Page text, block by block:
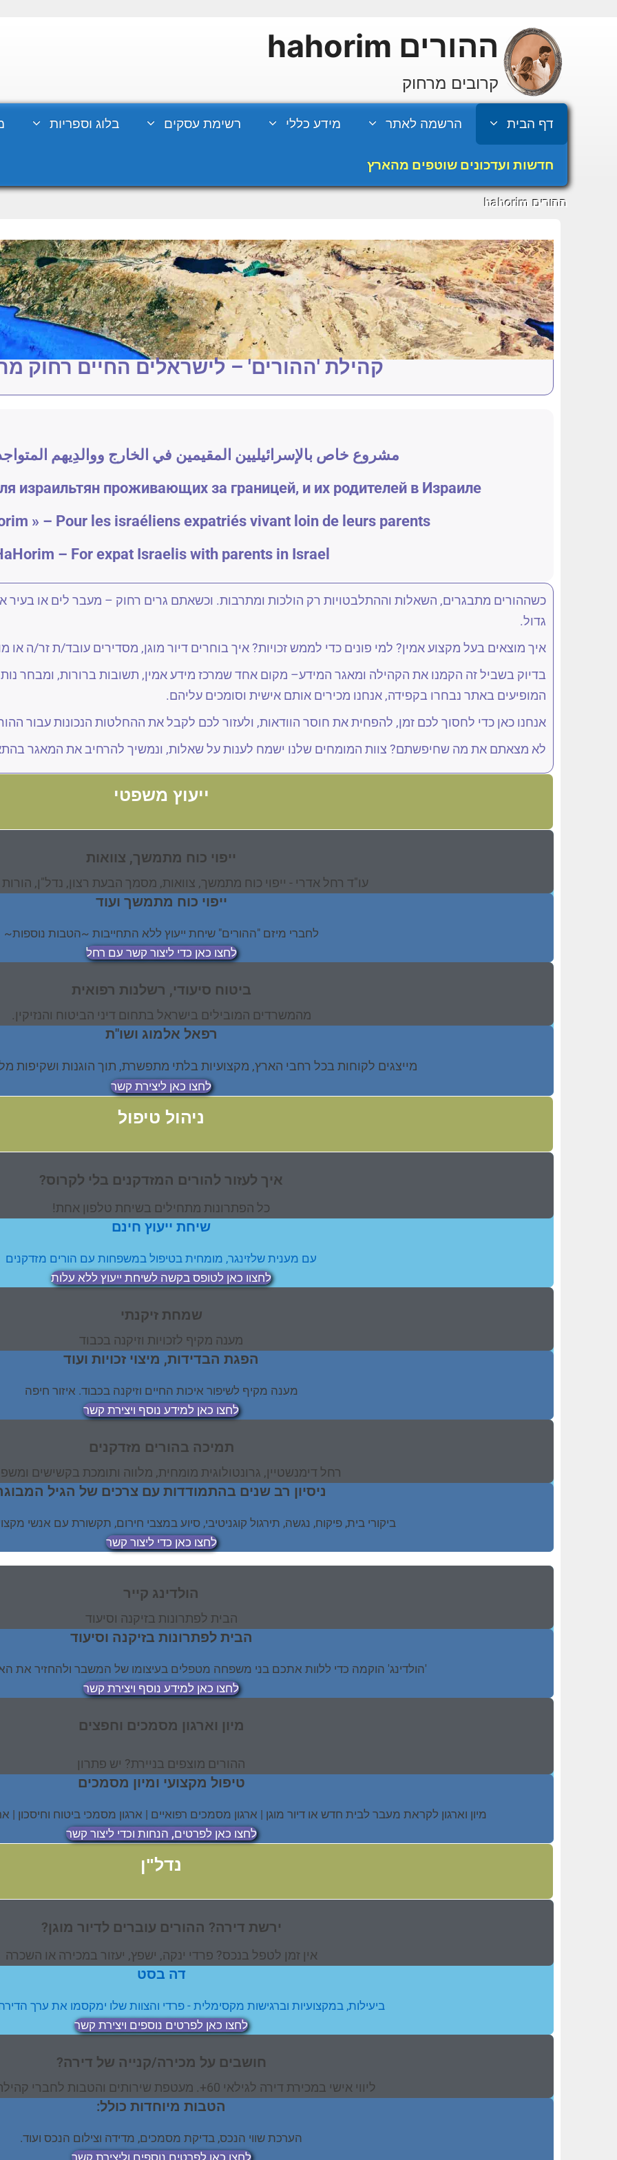
ההורים hahorim
קרובים מרחוק
דף הבית הרשמה לאתר מידע כללי רשימת עסקים בלוג וספריות
חדשות ועדכונים שוטפים מהארץ
ההורים hahorim
קהילת 'ההורים' – לישראלים החיים רחוק
مشروع خاص بالإسرائيليين المقيمين في الخارج ووالدِيهم
израильтян проживающих за границей, и их родителей в Израиле
» – Pour les israéliens expatriés vivant loin de leurs parents
– For expat Israelis with parents in Israel
כשההורים מתבגרים, השאלות וההתלבטויות רק הולכות ומתרבות. וכשאתם גרים רחוק – מעבר לים או
גדול.
איך מוצאים בעל מקצוע אמין? למי פונים כדי לממש זכויות? איך בוחרים דיור מוגן, מסדירים עובד/ת זר/ה או
בדיוק בשביל זה הקמנו את הקהילה ומאגר המידע– מקום אחד שמרכז מידע אמין, תשובות ברורות, ומבחר
המופיעים באתר נבחרו בקפידה, אנחנו מכירים אותם אישית וסומכים עליהם.
אנחנו כאן כדי לחסוך לכם זמן, להפחית את חוסר הוודאות, ולעזור לכם לקבל את ההחלטות הנכונות עבור
לא מצאתם את מה שחיפשתם? צוות המומחים שלנו ישמח לענות על שאלות, ונמשיך להרחיב את המאגר
ייעוץ משפטי
ייפוי כוח מתמשך, צוואות
עו"ד רחל אדרי - ייפוי כוח מתמשך, צוואות, מסמך הבעת רצון, נדל"ן,
ייפוי כוח מתמשך ועוד
לחברי מיזם "ההורים" שיחת ייעוץ ללא התחייבות ~הטבות נוספות~
לחצו כאן כדי ליצור קשר עם רחל
ביטוח סיעודי, רשלנות רפואית
מהמשרדים המובילים בישראל בתחום דיני הביטוח והנזיקין.
רפאל אלמוג ושו"ת
מייצגים לקוחות בכל רחבי הארץ, מקצועיות בלתי מתפשרת, תוך הוגנות ושקיפות
לחצו כאן ליצירת קשר
ניהול טיפול
איך לעזור להורים המזדקנים בלי לקרוס?
כל הפתרונות מתחילים בשיחת טלפון אחת!
שיחת ייעוץ חינם
עם מענית שלזינגר, מומחית בטיפול במשפחות עם הורים מזדקנים
לחצוו כאן לטופס בקשה לשיחת ייעוץ ללא עלות
שמחת זיקנתי
מענה מקיף לזכויות וזיקנה בכבוד
הפגת הבדידות, מיצוי זכויות ועוד
מענה מקיף לשיפור איכות החיים וזיקנה בכבוד. איזור חיפה
לחצו כאן למידע נוסף ויצירת קשר
תמיכה בהורים מזדקנים
רחל דימנשטיין, גרונטולוגית מומחית, מלווה ותומכת בקשישים
ניסיון רב שנים בהתמודדות עם צרכים של הגיל
ביקורי בית, פיקוח, נגשה, תירגול קוגניטיבי, סיוע במצבי חירום, תקשורת עם אנשי
לחצו כאן כדי ליצור קשר
הולדינג קייר
הבית לפתרונות בזיקנה וסיעוד
הבית לפתרונות בזיקנה וסיעוד
'הולדינג' הוקמה כדי ללוות אתכם בני משפחה מטפלים בעיצומו של המשבר ולהחזיר את
לחצו כאן למידע נוסף ויצירת קשר
מיון וארגון מסמכים וחפצים
ההורים מוצפים בניירת? יש פתרון
טיפול מקצועי ומיון מסמכים
מיון וארגון לקראת מעבר לבית חדש או דיור מוגן | ארגון מסמכים רפואיים | ארגון מסמכי ביטוח וחיסכון
לחצו כאן לפרטים, הנחות וכדי ליצור קשר
נדל"ן
ירשת דירה? ההורים עוברים לדיור מוגן?
אין זמן לטפל בנכס? פרדי ינקה, ישפץ, יעזור במכירה או השכרה
דה בסט
ביעילות, במקצועיות וברגישות מקסימלית - פרדי והצוות שלו ימקסמו את ערך
לחצו כאן לפרטים נוספים ויצירת קשר
חושבים על מכירה/קנייה של דירה?
ליווי אישי במכירת דירה לגילאי 60+. מעטפת שירותים והטבות לחברי קהילת "ההורים"
הטבות מיוחדות כולל:
הערכת שווי הנכס, בדיקת מסמכים, מדידה וצילום הנכס ועוד.
לחצו כאן לפרטים נוספים וליצירת קשר